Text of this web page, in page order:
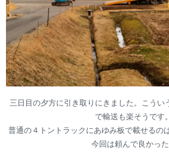
三日目の夕方に引き取りにきました。こうい
で輸送も楽そうです。
普通の４トントラックにあゆみ板で載せるの
今回は頼んで良かった